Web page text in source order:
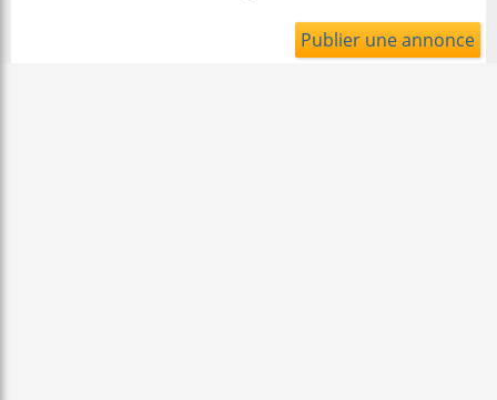
Publier une annonce